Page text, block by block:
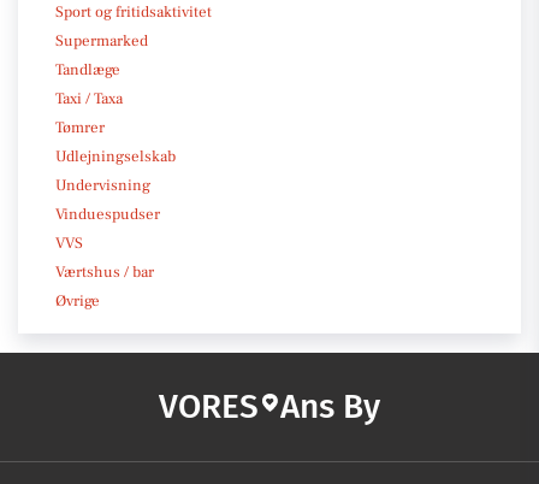
Sport og fritidsaktivitet
Supermarked
Tandlæge
Taxi / Taxa
Tømrer
Udlejningselskab
Undervisning
Vinduespudser
VVS
Værtshus / bar
Øvrige
VORES Ans By